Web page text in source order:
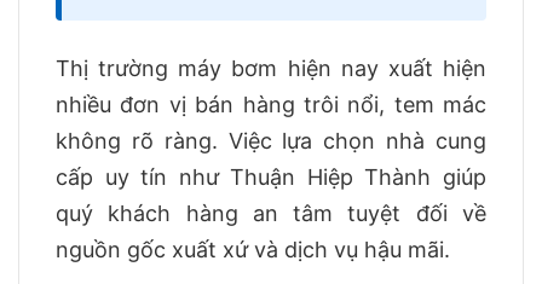
Thị trường máy bơm hiện nay xuất hiện
nhiều đơn vị bán hàng trôi nổi, tem mác
không rõ ràng. Việc lựa chọn nhà cung
cấp uy tín như Thuận Hiệp Thành giúp
quý khách hàng an tâm tuyệt đối về
nguồn gốc xuất xứ và dịch vụ hậu mãi.